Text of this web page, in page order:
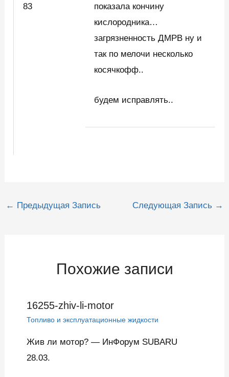
83
показала кончину
кислородника…
загрязненность ДМРВ ну и
так по мелочи несколько
косячкофф..
будем исправлять..
Навигация
← Предыдущая Запись Следующая Запись →
Похожие записи
16255-zhiv-li-motor
Топливо и эксплуатационные жидкости
Жив ли мотор? — ИнФорум SUBARU
28.03.